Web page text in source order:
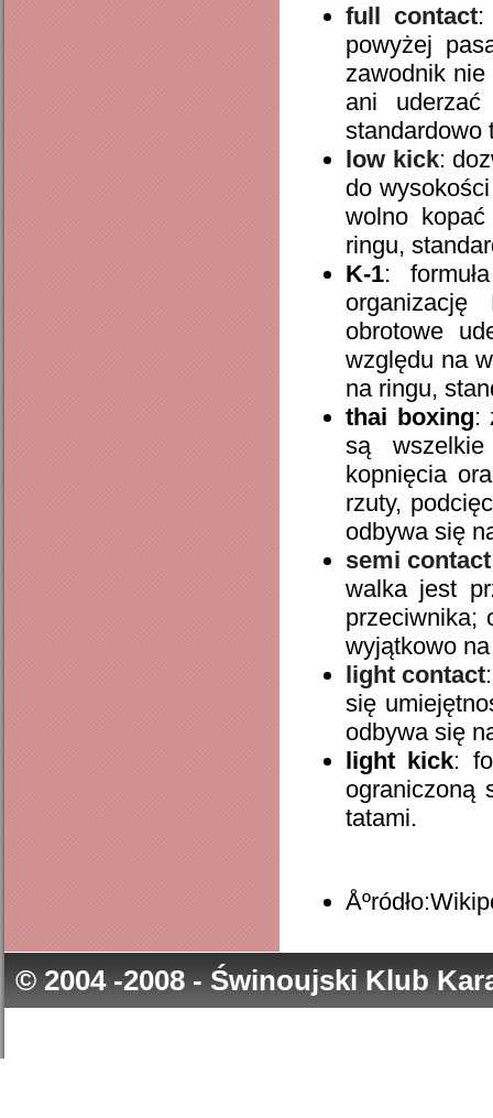
full contact:
powyżej
zawodnik
ani
standardowo
low kick:
do
wolno
ringu,
K-1:
organizację
obrotowe
względu na
na ringu,
thai boxing:
są
kopnięcia
rzuty,
odbywa się
semi contact
walka jest
przeciwnika;
wyjątkowo
light contact
się
odbywa się
light kick:
ograniczoną
tatami.
© 2004 -2008 - Świnoujski Klub